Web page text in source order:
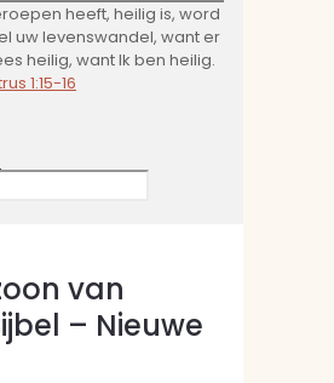
heeft, heilig is, word
uw levenswandel, want er
heilig, want Ik ben heilig.
1:15-16
van
– Nieuwe